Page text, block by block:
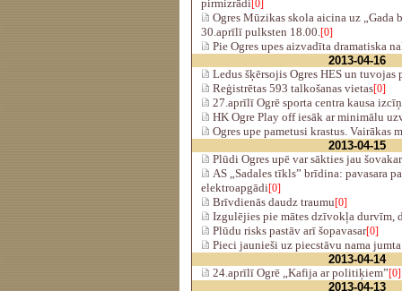
pirmizrādi[0]
Ogres Mūzikas skola aicina uz „Gada
30.aprīlī pulksten 18.00.[0]
Pie Ogres upes aizvadīta dramatiska
2013-04-16
Ledus šķērsojis Ogres HES un
Reģistrētas 593 talkošanas vietas[0]
27.aprīlī Ogrē sporta centra kausa
HK Ogre Play off iesāk ar minimālu
Ogres upe pametusi krastus. Vairākas
2013-04-15
Plūdi Ogres upē var sākties jau
AS „Sadales tīkls” brīdina: pavasara
elektroapgādi[0]
Brīvdienās daudz traumu[0]
Izgulējies pie mātes dzīvokļa durvīm,
Plūdu risks pastāv arī šopavasar[0]
Pieci jaunieši uz piecstāvu nama
2013-04-14
24.aprīlī Ogrē „Kafija ar politiķiem”[0]
2013-04-13